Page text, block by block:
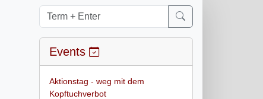
Events
Aktionstag - weg mit dem
Kopftuchverbot